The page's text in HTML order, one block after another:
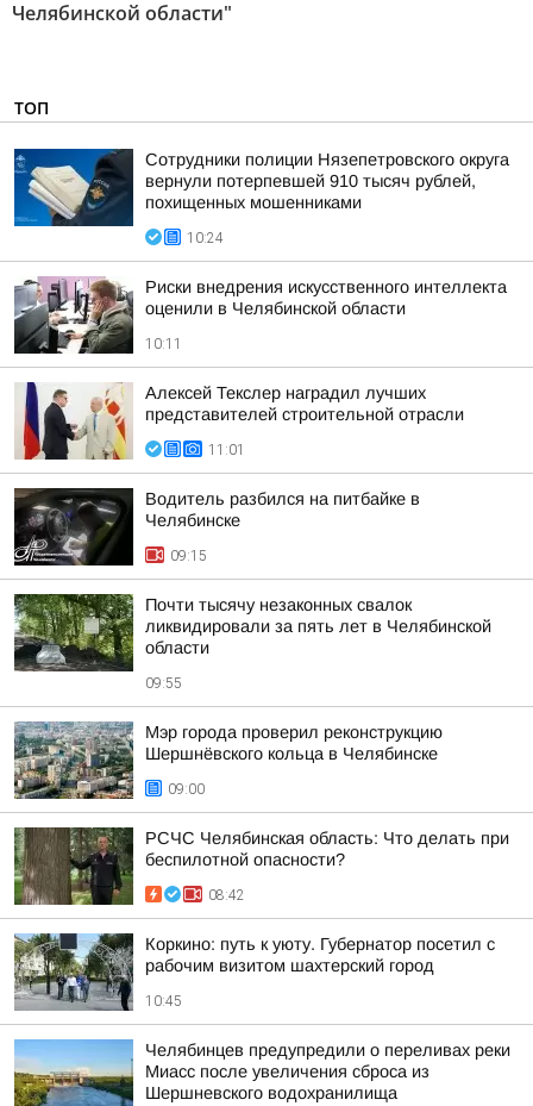
Челябинской области"
ТОП
Сотрудники полиции Нязепетровского округа
вернули потерпевшей 910 тысяч рублей,
похищенных мошенниками
10:24
Риски внедрения искусственного интеллекта
оценили в Челябинской области
10:11
Алексей Текслер наградил лучших
представителей строительной отрасли
11:01
Водитель разбился на питбайке в
Челябинске
09:15
Почти тысячу незаконных свалок
ликвидировали за пять лет в Челябинской
области
09:55
Мэр города проверил реконструкцию
Шершнёвского кольца в Челябинске
09:00
РСЧС Челябинская область: Что делать при
беспилотной опасности?
08:42
Коркино: путь к уюту. Губернатор посетил с
рабочим визитом шахтерский город
10:45
Челябинцев предупредили о переливах реки
Миасс после увеличения сброса из
Шершневского водохранилища